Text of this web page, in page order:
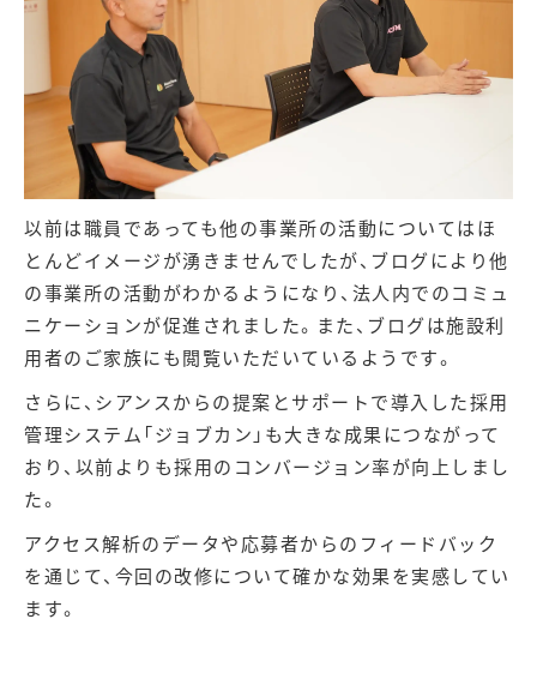
以前は職員であっても他の事業所の活動についてはほ
とんどイメージが湧きませんでしたが、ブログにより他
の事業所の活動がわかるようになり、法人内でのコミュ
ニケーションが促進されました。また、ブログは施設利
用者のご家族にも閲覧いただいているようです。
さらに、シアンスからの提案とサポートで導入した採用
管理システム「ジョブカン」も大きな成果につながって
おり、以前よりも採用のコンバージョン率が向上しまし
た。
アクセス解析のデータや応募者からのフィードバック
を通じて、今回の改修について確かな効果を実感してい
ます。